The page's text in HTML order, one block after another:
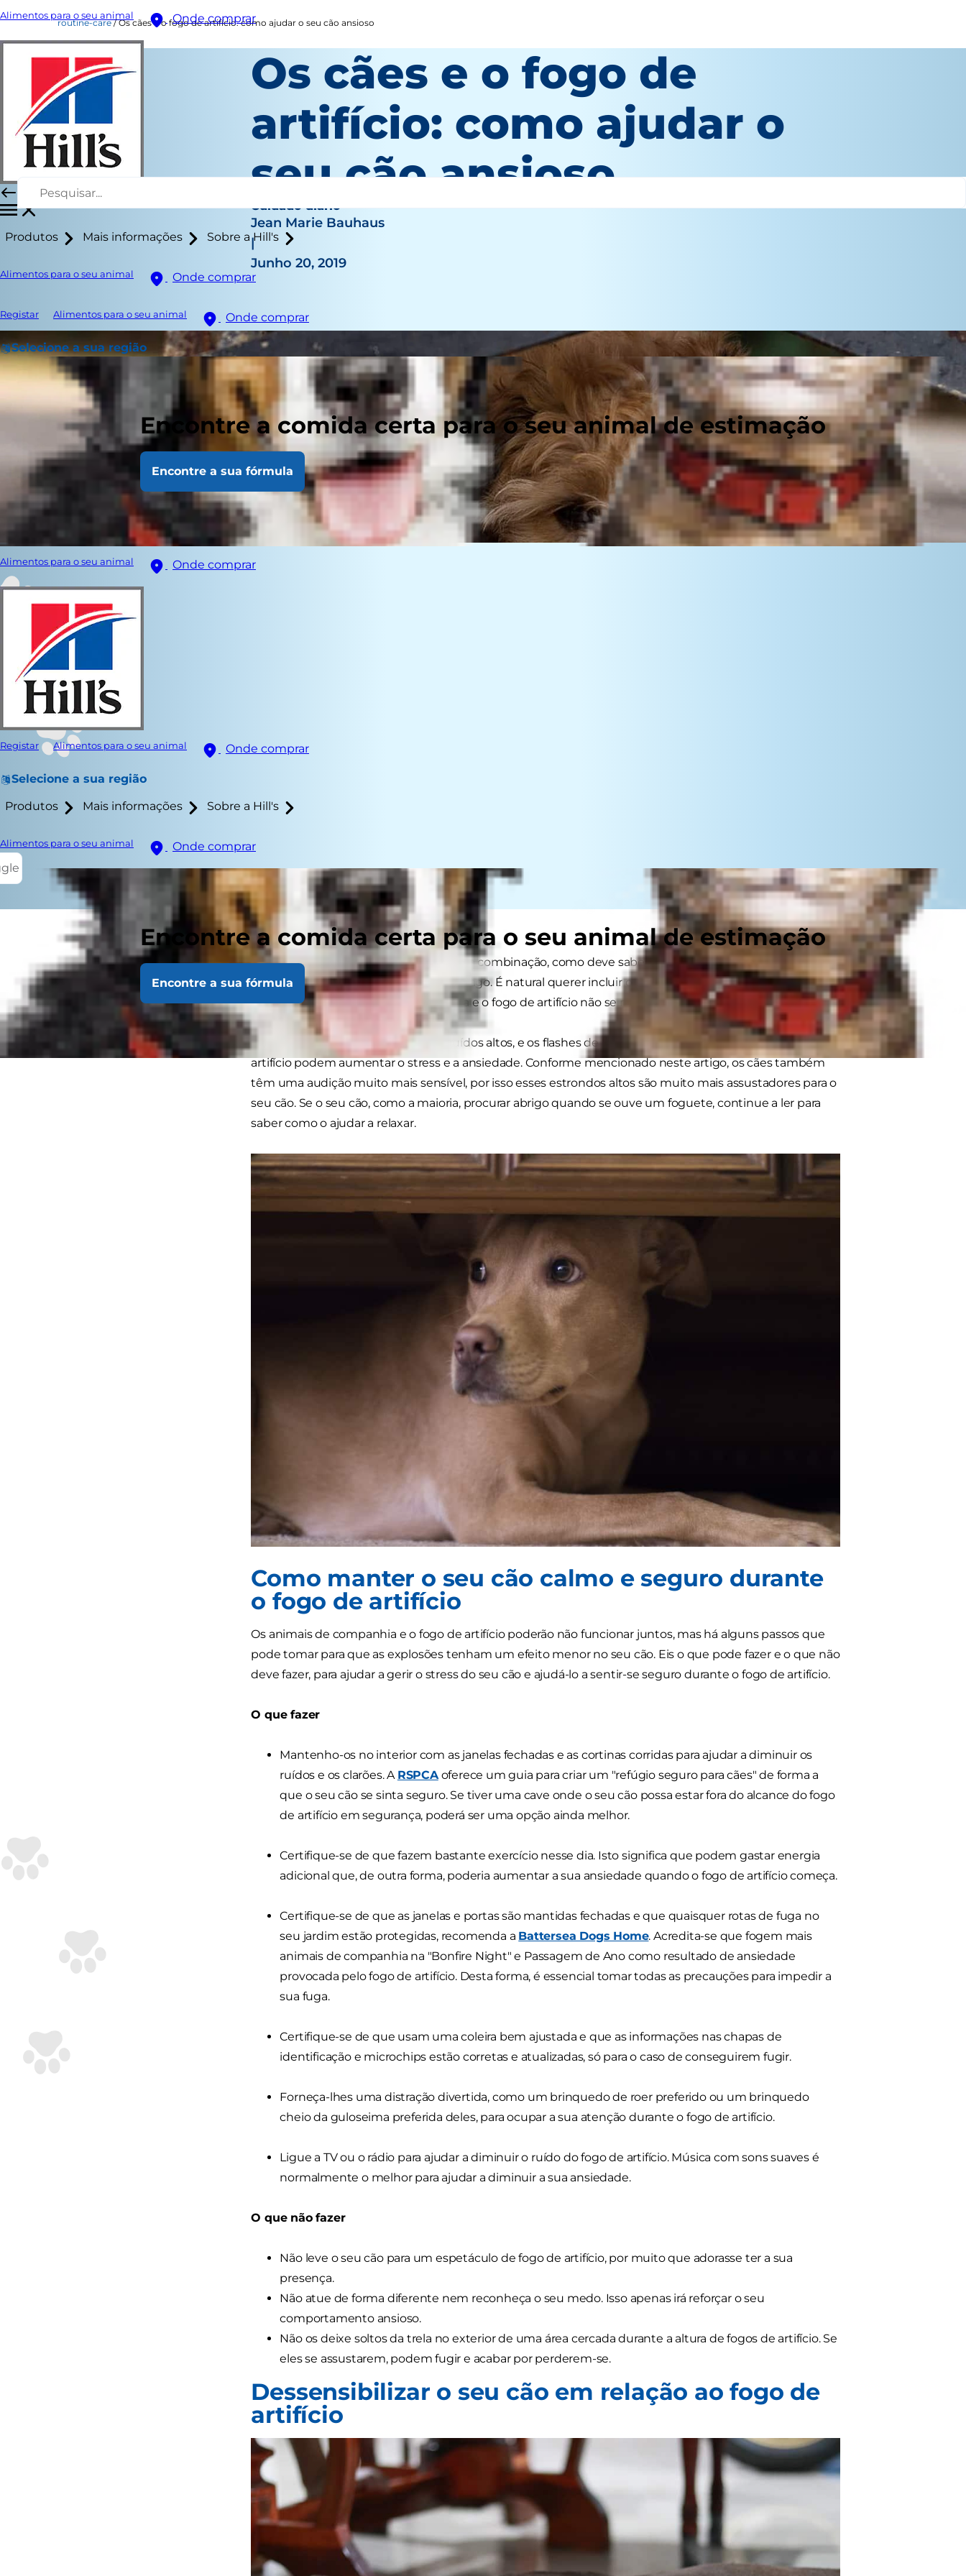
Alimentos para o seu animal Onde comprar
Produtos Mais informações Sobre a Hill's
Alimentos para o seu animal Onde comprar
Registar Alimentos para o seu animal Onde comprar
Selecione a sua região
Encontre a comida certa para o seu animal de estimação
Encontre a sua fórmula
Alimentos para o seu animal Onde comprar
Registar Alimentos para o seu animal Onde comprar
Selecione a sua região
Produtos Mais informações Sobre a Hill's
Alimentos para o seu animal
Onde comprar
Encontre a comida certa para o seu animal de estimação
Encontre a sua fórmula
routine-care Os cães e o fogo de artifício: como ajudar o seu cão ansioso
Os cães e o fogo de
artifício: como ajudar o
seu cão ansioso
Cuidado diário
Jean Marie Bauhaus
|
Junho 20, 2019
Cães e fogo de artifício não são uma boa combinação, como deve saber se alguma vez viu o seu cão
esconder-se com o som de um relâmpago. É natural querer incluir o seu cão na diversão festiva no
exterior, mas os animais de companhia e o fogo de artifício não se misturam.
Muitos cães sofrem de uma fobia a ruídos altos, e os flashes de luz brilhantes que acompanham o fogo de
artifício podem aumentar o stress e a ansiedade. Conforme mencionado neste artigo, os cães também
têm uma audição muito mais sensível, por isso esses estrondos altos são muito mais assustadores para o
seu cão. Se o seu cão, como a maioria, procurar abrigo quando se ouve um foguete, continue a ler para
saber como o ajudar a relaxar.
Como manter o seu cão calmo e seguro durante
o fogo de artifício
Os animais de companhia e o fogo de artifício poderão não funcionar juntos, mas há alguns passos que
pode tomar para que as explosões tenham um efeito menor no seu cão. Eis o que pode fazer e o que não
deve fazer, para ajudar a gerir o stress do seu cão e ajudá-lo a sentir-se seguro durante o fogo de artifício.
O que fazer
Mantenho-os no interior com as janelas fechadas e as cortinas corridas para ajudar a diminuir os
ruídos e os clarões. A RSPCAoferece um guia para criar um "refúgio seguro para cães" de forma a
que o seu cão se sinta seguro. Se tiver uma cave onde o seu cão possa estar fora do alcance do fogo
de artifício em segurança, poderá ser uma opção ainda melhor.
Certifique-se de que fazem bastante exercício nesse dia. Isto significa que podem gastar energia
adicional que, de outra forma, poderia aumentar a sua ansiedade quando o fogo de artifício começa.
Certifique-se de que as janelas e portas são mantidas fechadas e que quaisquer rotas de fuga no
seu jardim estão protegidas, recomenda a Battersea Dogs Home. Acredita-se que fogem mais
animais de companhia na "Bonfire Night" e Passagem de Ano como resultado de ansiedade
provocada pelo fogo de artifício. Desta forma, é essencial tomar todas as precauções para impedir a
sua fuga.
Certifique-se de que usam uma coleira bem ajustada e que as informações nas chapas de
identificação e microchips estão corretas e atualizadas, só para o caso de conseguirem fugir.
Forneça-lhes uma distração divertida, como um brinquedo de roer preferido ou um brinquedo
cheio da guloseima preferida deles, para ocupar a sua atenção durante o fogo de artifício.
Ligue a TV ou o rádio para ajudar a diminuir o ruído do fogo de artifício. Música com sons suaves é
normalmente o melhor para ajudar a diminuir a sua ansiedade.
O que não fazer
Não leve o seu cão para um espetáculo de fogo de artifício, por muito que adorasse ter a sua
presença.
Não atue de forma diferente nem reconheça o seu medo. Isso apenas irá reforçar o seu
comportamento ansioso.
Não os deixe soltos da trela no exterior de uma área cercada durante a altura de fogos de artifício. Se
eles se assustarem, podem fugir e acabar por perderem-se.
Dessensibilizar o seu cão em relação ao fogo de
artifício